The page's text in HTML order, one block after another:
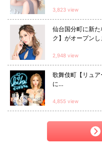
3,823 view
仙台国分町に新
ク】がオープン
2,948 view
歌舞伎町【リュ
に…
4,855 view